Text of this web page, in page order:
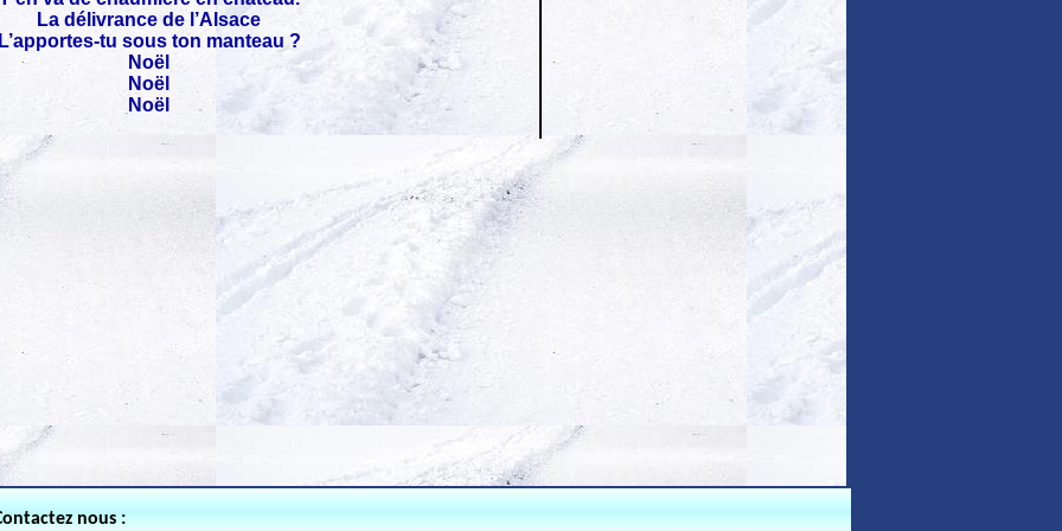
La délivrance de l’Alsace
tu sous ton manteau ?
Noël
Noël
Noël
nous :